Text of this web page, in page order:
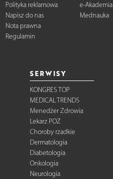
Polityka reklamowa
Napisz do nas
Nota prawna
Regulamin
e-Akademia
Mednauka
SERWISY
KONGRES TOP
MEDICAL TRENDS
Menedżer Zdrowia
Lekarz POZ
Choroby rzadkie
Dermatologia
Diabetologia
Onkologia
Neurologia